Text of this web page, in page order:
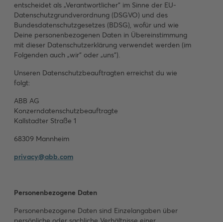
entscheidet als „Verantwortlicher“ im Sinne der EU-
Datenschutzgrundverordnung (DSGVO) und des
Bundesdatenschutzgesetzes (BDSG), wofür und wie
Deine personenbezogenen Daten in Übereinstimmung
mit dieser Datenschutzerklärung verwendet werden (im
Folgenden auch „wir“ oder „uns“).
Unseren Datenschutzbeauftragten erreichst du wie
folgt:
ABB AG
Konzerndatenschutzbeauftragte
Kallstadter Straße 1
68309 Mannheim
privacy@abb.com
Personenbezogene Daten
Personenbezogene Daten sind Einzelangaben über